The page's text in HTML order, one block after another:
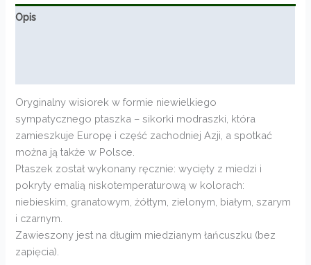
Opis
Oryginalny wisiorek w formie niewielkiego
sympatycznego ptaszka – sikorki modraszki, która
zamieszkuje Europę i część zachodniej Azji, a spotkać
można ją także w Polsce.
Ptaszek został wykonany ręcznie: wycięty z miedzi i
pokryty emalią niskotemperaturową w kolorach:
niebieskim, granatowym, żółtym, zielonym, białym, szarym
i czarnym.
Zawieszony jest na długim miedzianym łańcuszku (bez
zapięcia).